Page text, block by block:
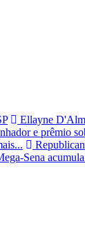
Ellayne
e prêmio
Sena